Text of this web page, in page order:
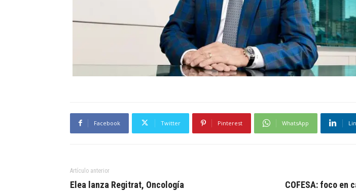
Facebook Twitter Pinterest WhatsApp
Artículo anterior
Elea lanza Regitrat, Oncología COFESA: foco en